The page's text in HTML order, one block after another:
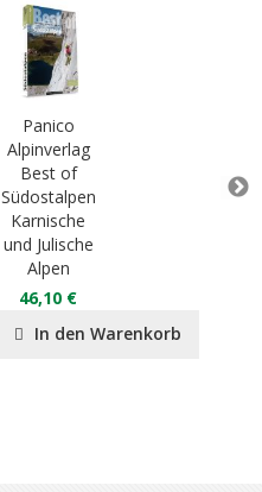
Panico
Alpinverlag
Best of
Südostalpen
Karnische
und Julische
Alpen
46,10 €
In den Warenkorb